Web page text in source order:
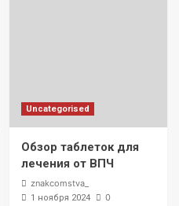
Uncategorised
Обзор таблеток для
лечения от ВПЧ
znakcomstva_
1 ноября 2024 0